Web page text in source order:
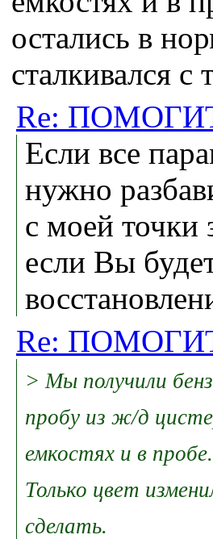
остались в
сталкивался
Re:
Если все
нужно
с моей точки
если Вы
Re:
> Мы получили
пробу из ж/д
емкостях и в
Только цвет
сделать.